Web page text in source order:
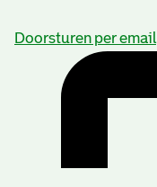
Doorsturen per email